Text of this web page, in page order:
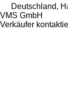
Deutschland,
VMS GmbH
Verkäufer